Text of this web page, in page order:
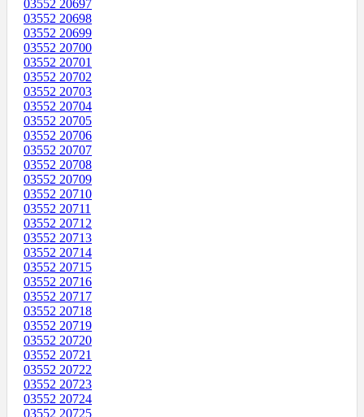
03552 20697
03552 20698
03552 20699
03552 20700
03552 20701
03552 20702
03552 20703
03552 20704
03552 20705
03552 20706
03552 20707
03552 20708
03552 20709
03552 20710
03552 20711
03552 20712
03552 20713
03552 20714
03552 20715
03552 20716
03552 20717
03552 20718
03552 20719
03552 20720
03552 20721
03552 20722
03552 20723
03552 20724
03552 20725